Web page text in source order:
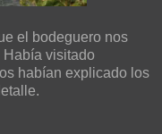
el bodeguero nos
visitado
habían explicado los